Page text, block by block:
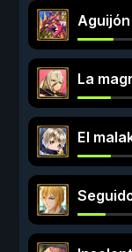
La
El